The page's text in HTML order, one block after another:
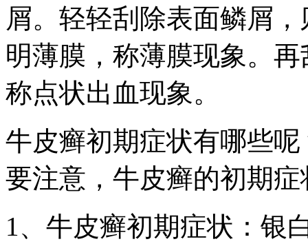
屑。轻轻刮除表面鳞屑
明薄膜，称薄膜现象。
称点状出血现象。
牛皮癣初期症状有哪些
要注意，牛皮癣的初期
1、牛皮癣初期症状：银